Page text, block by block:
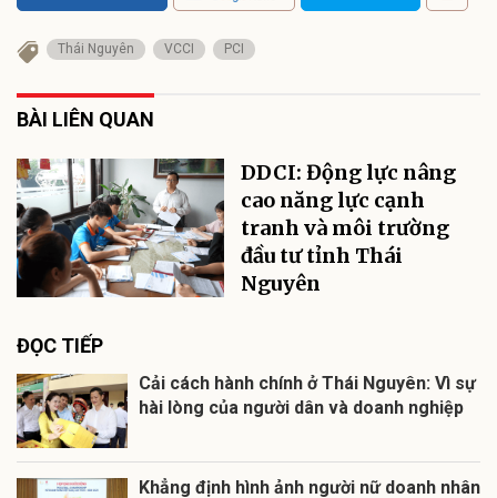
Thái Nguyên VCCI PCI
BÀI LIÊN QUAN
DDCI: Động lực nâng
cao năng lực cạnh
tranh và môi trường
đầu tư tỉnh Thái
Nguyên
ĐỌC TIẾP
Cải cách hành chính ở Thái Nguyên: Vì sự
hài lòng của người dân và doanh nghiệp
Khẳng định hình ảnh người nữ doanh nhân